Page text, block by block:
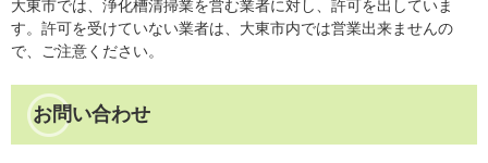
大東市では、浄化槽清掃業を営む業者に対し、許可を出していま
す。許可を受けていない業者は、大東市内では営業出来ませんの
で、ご注意ください。
お問い合わせ